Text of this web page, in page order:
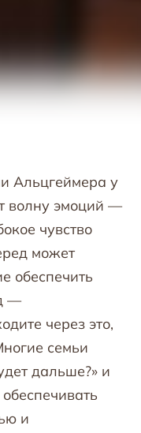
Альцгеймера у
волну эмоций —
чувство
может
обеспечить
—
через это,
семьи
дальше?» и
и